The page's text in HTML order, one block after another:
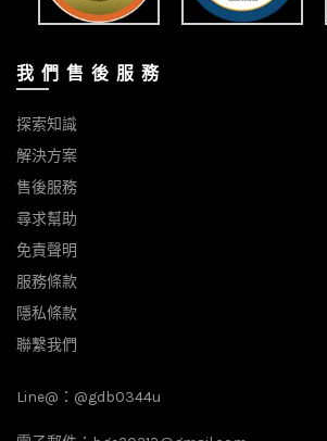
我 們 售 後 服 務
探索知識
解決方案
售後服務
尋求幫助
免責聲明
服務條款
隱私條款
聯繫我們
Line@： @gdb0344u